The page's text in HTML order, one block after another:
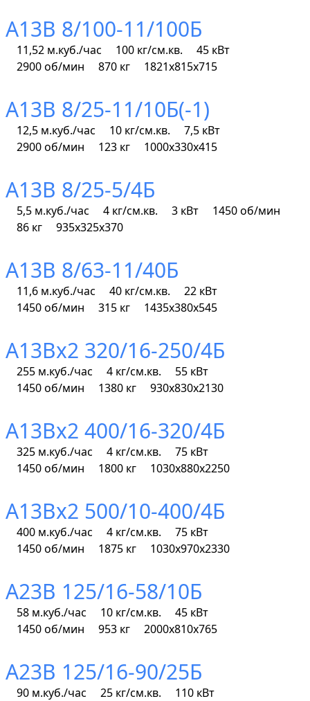
А13В 8/100-11/100Б
11,52 м.куб./час 100 кг/см.кв.
45 кВт
2900 об/мин
870 кг 1821х815х715
А13В 8/25-11/10Б(-1)
12,5 м.куб./час 10 кг/см.кв.
7,5 кВт
2900 об/мин
123 кг 1000х330х415
А13В 8/25-5/4Б
5,5 м.куб./час 4 кг/см.кв. 3 кВт
1450 об/мин
86 кг
935х325х370
А13В 8/63-11/40Б
11,6 м.куб./час 40 кг/см.кв.
22 кВт
1450 об/мин
315 кг 1435х380х545
А13Вх2 320/16-250/4Б
255 м.куб./час 4 кг/см.кв.
55 кВт
1450 об/мин
1380 кг 930х830х2130
А13Вх2 400/16-320/4Б
325 м.куб./час 4 кг/см.кв.
75 кВт
1450 об/мин
1800 кг 1030х880х2250
А13Вх2 500/10-400/4Б
400 м.куб./час 4 кг/см.кв.
75 кВт
1450 об/мин
1875 кг 1030х970х2330
А23В 125/16-58/10Б
58 м.куб./час 10 кг/см.кв.
45 кВт
1450 об/мин
953 кг 2000х810х765
А23В 125/16-90/25Б
90 м.куб./час 25 кг/см.кв.
110 кВт